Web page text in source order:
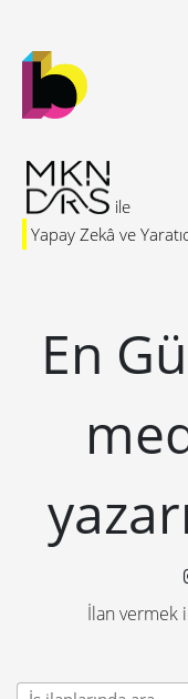
Yapay Zekâ ve
En
İlan vermek